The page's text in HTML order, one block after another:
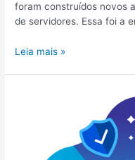
foram construídos novos
de servidores. Essa foi a
Leia mais »